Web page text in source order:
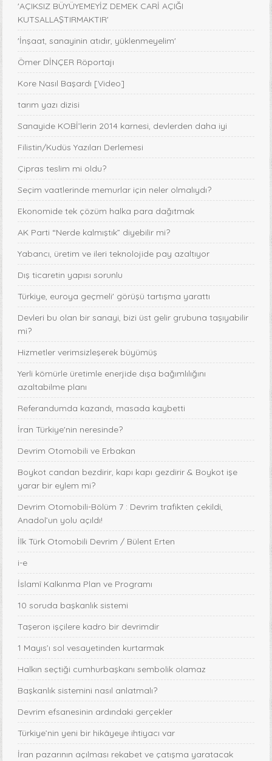
'AÇIKSIZ BÜYÜYEMEYİZ DEMEK CARİ AÇIĞI
KUTSALLAŞTIRMAKTIR'
'İnşaat, sanayinin atıdır, yüklenmeyelim'
Ömer DİNÇER Röportajı
Kore Nasıl Başardı [Video]
tarım yazı dizisi
Sanayide KOBİ’lerin 2014 karnesi, devlerden daha iyi
Filistin/Kudüs Yazıları Derlemesi
Çipras teslim mi oldu?
Seçim vaatlerinde memurlar için neler olmalıydı?
Ekonomide tek çözüm halka para dağıtmak
AK Parti “Nerde kalmıştık” diyebilir mi?
Yabancı, üretim ve ileri teknolojide pay azaltıyor
Dış ticaretin yapısı sorunlu
Türkiye, euroya geçmeli' görüşü tartışma yarattı
Devleri bu olan bir sanayi, bizi üst gelir grubuna taşıyabilir
mi?
Hizmetler verimsizleşerek büyümüş
Yerli kömürle üretimle enerjide dışa bağımlılığını
azaltabilme planı
Referandumda kazandı, masada kaybetti
İran Türkiye'nin neresinde?
Devrim Otomobili ve Erbakan
Boykot candan bezdirir, kapı kapı gezdirir & Boykot işe
yarar bir eylem mi?
Devrim Otomobili-Bölüm 7 : Devrim trafikten çekildi,
Anadol’un yolu açıldı!
İlk Türk Otomobili Devrim / Bülent Erten
i-e
İslamî Kalkınma Plan ve Programı
10 soruda başkanlık sistemi
Taşeron işçilere kadro bir devrimdir
1 Mayıs’ı sol vesayetinden kurtarmak
Halkın seçtiği cumhurbaşkanı sembolik olamaz
Başkanlık sistemini nasıl anlatmalı?
Devrim efsanesinin ardındaki gerçekler
Türkiye’nin yeni bir hikâyeye ihtiyacı var
İran pazarının açılması rekabet ve çatışma yaratacak